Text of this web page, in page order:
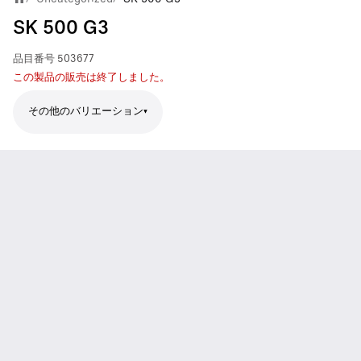
SK 500 G3
品目番号 503677
この製品の販売は終了しました。
その他のバリエーション